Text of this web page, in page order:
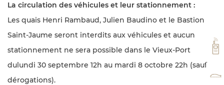
La circulation des véhicules et leur stationnement :
Les quais Henri Rambaud, Julien Baudino et le Bastion
Saint-Jaume seront interdits aux véhicules et aucun
stationnement ne sera possible dans le Vieux-Port
dulundi 30 septembre 12h au mardi 8 octobre 22h (sauf
dérogations).